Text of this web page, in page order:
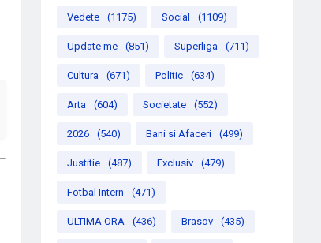
Vedete (1175) Social (1109)
Update me (851) Superliga (711)
Cultura (671) Politic (634)
Arta (604) Societate (552)
2026 (540) Bani si Afaceri (499)
Justitie (487) Exclusiv (479)
Fotbal Intern (471)
ULTIMA ORA (436) Brasov (435)